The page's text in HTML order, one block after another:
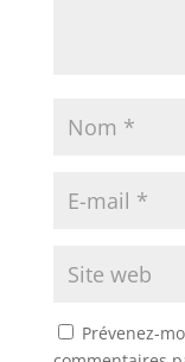
Prévenez-